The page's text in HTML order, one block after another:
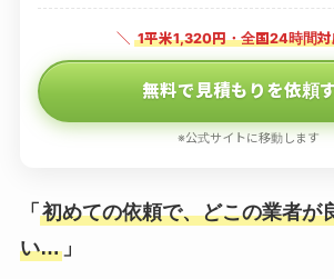
＼ 1平米1,320円・全国24時間対
無料で見積もりを依頼
※公式サイトに移動します
「 初めての依頼で、どこの業者が
い…」